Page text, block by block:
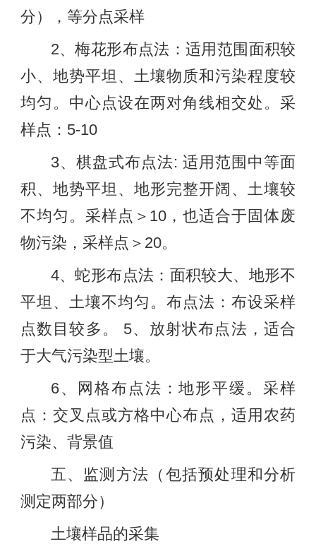
分），等分点采样
2、梅花形布点法：适用范围面积较
小、地势平坦、土壤物质和污染程度较
均匀。中心点设在两对角线相交处。采
样点：5-10
3、棋盘式布点法: 适用范围中等面
积、地势平坦、地形完整开阔、土壤较
不均匀。采样点＞10，也适合于固体废
物污染，采样点＞20。
4、蛇形布点法：面积较大、地形不
平坦、土壤不均匀。布点法：布设采样
点数目较多。 5、放射状布点法，适合
于大气污染型土壤。
6、网格布点法：地形平缓。采样
点：交叉点或方格中心布点，适用农药
污染、背景值
五、监测方法（包括预处理和分析
测定两部分）
土壤样品的采集